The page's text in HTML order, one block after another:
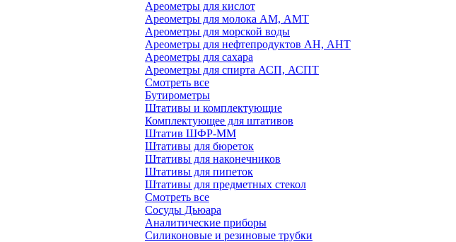
Ареометры для кислот
Ареометры для молока АМ, АМТ
Ареометры для морской воды
Ареометры для нефтепродуктов АН, АНТ
Ареометры для сахара
Ареометры для спирта АСП, АСПТ
Смотреть все
Бутирометры
Штативы и комплектующие
Комплектующее для штативов
Штатив ШФР-ММ
Штативы для бюреток
Штативы для наконечников
Штативы для пипеток
Штативы для предметных стекол
Смотреть все
Сосуды Дьюара
Аналитические приборы
Силиконовые и резиновые трубки